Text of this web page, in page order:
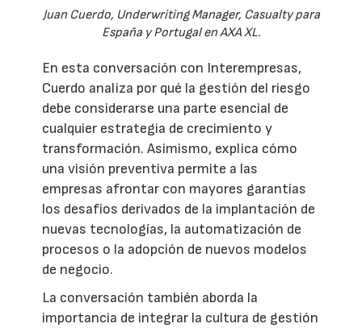
Juan Cuerdo, Underwriting Manager, Casualty para
España y Portugal en AXA XL.
En esta conversación con Interempresas,
Cuerdo analiza por qué la gestión del riesgo
debe considerarse una parte esencial de
cualquier estrategia de crecimiento y
transformación. Asimismo, explica cómo
una visión preventiva permite a las
empresas afrontar con mayores garantías
los desafíos derivados de la implantación de
nuevas tecnologías, la automatización de
procesos o la adopción de nuevos modelos
de negocio.
La conversación también aborda la
importancia de integrar la cultura de gestión